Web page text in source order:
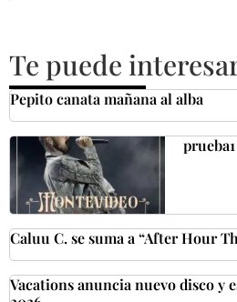
Te puede
Pepito canata mañana al alba
prueba1
Caluu C. se suma a “After Hour
Vacations anuncia nuevo disco y